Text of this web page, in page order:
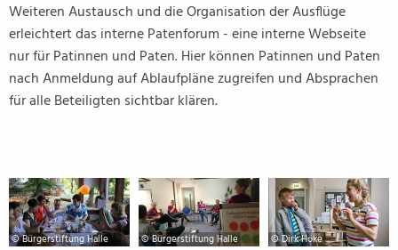
Weiteren Austausch und die Organisation der Ausflüge
erleichtert das interne Patenforum - eine interne Webseite
nur für Patinnen und Paten. Hier können Patinnen und Paten
nach Anmeldung auf Ablaufpläne zugreifen und Absprachen
für alle Beteiligten sichtbar klären.
© Bürgerstiftung Halle © Bürgerstiftung Halle © Dirk Höke